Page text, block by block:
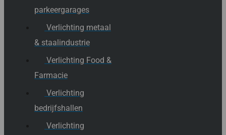
parkeergarages
Verlichting metaal
& staalindustrie
Verlichting Food &
Farmacie
Verlichting
bedrijfshallen
Verlichting